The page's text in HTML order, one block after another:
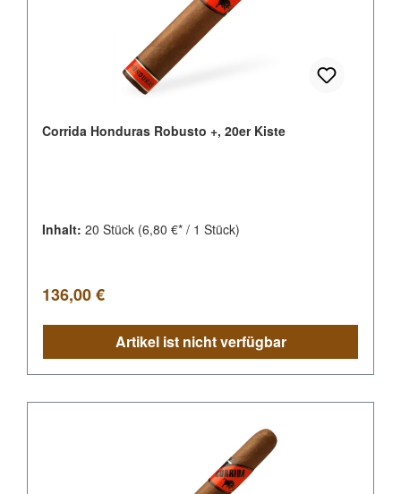
Corrida Honduras Robusto +, 20er Kiste
Inhalt: 20 Stück (6,80 €* / 1 Stück)
Regulärer Preis:
136,00 €
Artikel ist nicht verfügbar